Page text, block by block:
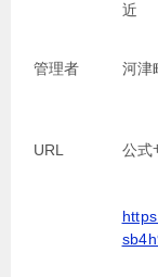
近
管理者 河津
URL 公式